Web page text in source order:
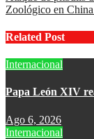
de
entradas
Zoológico en
Related Post
Internacional
Papa León XIV
Ago 6, 2026
Internacional